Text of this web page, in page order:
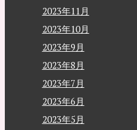
2023年11月
2023年10月
2023年9月
2023年8月
2023年7月
2023年6月
2023年5月